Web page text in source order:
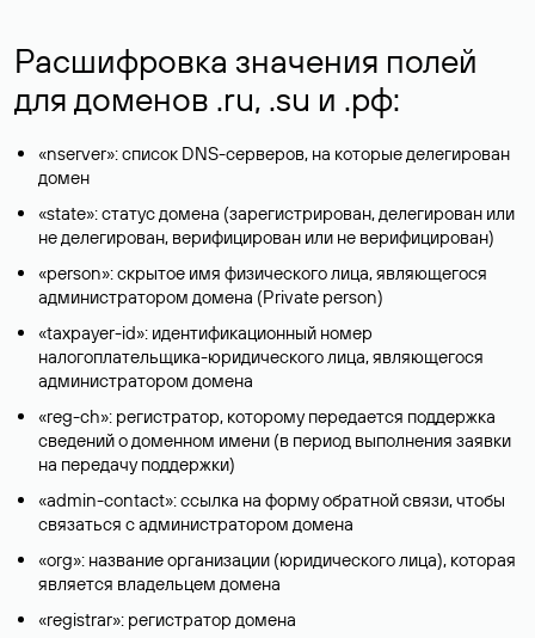
Расшифровка значения полей
для доменов .ru, .su и .рф:
«nserver»: список DNS-серверов, на которые делегирован
домен
«state»: статус домена (зарегистрирован, делегирован или
не делегирован, верифицирован или не верифицирован)
«person»: скрытое имя физического лица, являющегося
администратором домена (Privatе person)
«taxpayer-id»: идентификационный номер
налогоплательщика-юридического лица, являющегося
администратором домена
«reg-ch»: регистратор, которому передается поддержка
сведений о доменном имени (в период выполнения заявки
на передачу поддержки)
«admin-contact»: ссылка на форму обратной связи, чтобы
связаться с администратором домена
«org»: название организации (юридического лица), которая
является владельцем домена
«registrar»: регистратор домена